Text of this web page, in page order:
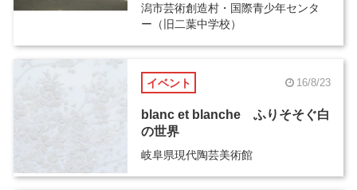
潟市芸術創造村・国際青少年センタ
ー（旧二葉中学校）
イベント 16/8/23
blanc et blanche ふりそそぐ白
の世界
岐阜県現代陶芸美術館